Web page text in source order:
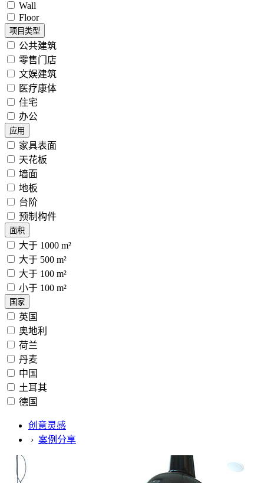
Wall
Floor
项目类型
公共建筑
零售门店
文娱建筑
医疗康体
住宅
办公
应用
家具表面
天花板
墙面
地板
台阶
预制构件
面积
大于 1000 m²
大于 500 m²
大于 100 m²
小于 100 m²
国家
英国
奥地利
荷兰
丹麦
中国
土耳其
德国
创意灵感
› 案例分享